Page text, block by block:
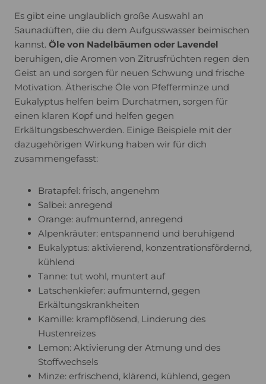
Es gibt eine unglaublich große Auswahl an
Saunadüften, die du dem Aufgusswasser beimischen
kannst. Öle von Nadelbäumen oder Lavendel
beruhigen, die Aromen von Zitrusfrüchten regen den
Geist an und sorgen für neuen Schwung und frische
Motivation. Ätherische Öle von Pfefferminze und
Eukalyptus helfen beim Durchatmen, sorgen für
einen klaren Kopf und helfen gegen
Erkältungsbeschwerden. Einige Beispiele mit der
dazugehörigen Wirkung haben wir für dich
zusammengefasst:
Bratapfel: frisch, angenehm
Salbei: anregend
Orange: aufmunternd, anregend
Alpenkräuter: entspannend und beruhigend
Eukalyptus: aktivierend, konzentrationsfördernd,
kühlend
Tanne: tut wohl, muntert auf
Latschenkiefer: aufmunternd, gegen
Erkältungskrankheiten
Kamille: krampflösend, Linderung des
Hustenreizes
Lemon: Aktivierung der Atmung und des
Stoffwechsels
Minze: erfrischend, klärend, kühlend, gegen